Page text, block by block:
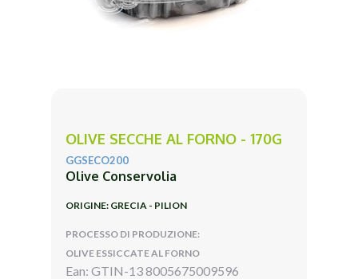
OLIVE SECCHE AL FORNO - 170G
GGSECO200
Olive Conservolia
ORIGINE: GRECIA - PILION
PROCESSO DI PRODUZIONE:
OLIVE ESSICCATE AL FORNO
Ean: GTIN-13 8005675009596